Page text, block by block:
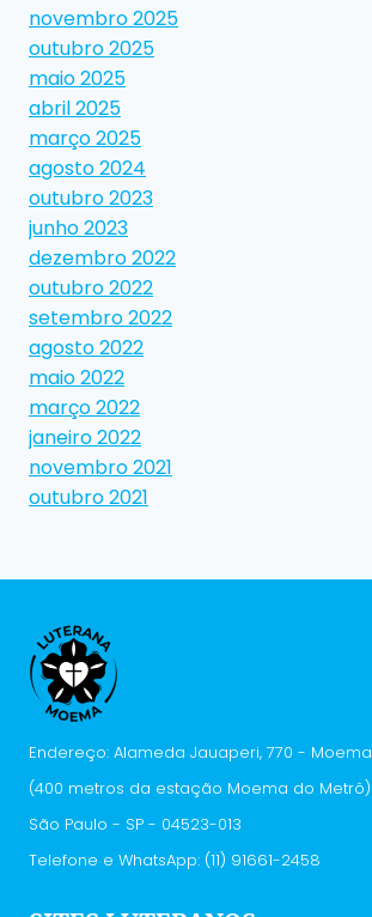
novembro 2025
outubro 2025
maio 2025
abril 2025
março 2025
agosto 2024
outubro 2023
junho 2023
dezembro 2022
outubro 2022
setembro 2022
agosto 2022
maio 2022
março 2022
janeiro 2022
novembro 2021
outubro 2021
Endereço: Alameda Jauaperi, 770 - Moema
(400 metros da estação Moema do Metrô)
São Paulo - SP - 04523-013
Telefone e WhatsApp: (11) 91661-2458